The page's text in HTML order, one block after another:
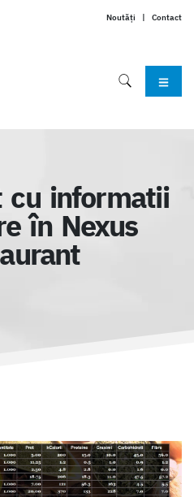
Noutăți | Contact
cu informatii
în Nexus